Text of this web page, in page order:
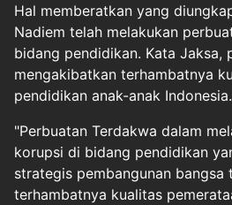
Hal memberatkan yang
Nadiem telah melakukan
bidang pendidikan. Kata Jaksa,
mengakibatkan terhambatnya
pendidikan anak-anak Indonesia.
"Perbuatan Terdakwa dalam
korupsi di bidang pendidikan
strategis pembangunan bangsa
terhambatnya kualitas